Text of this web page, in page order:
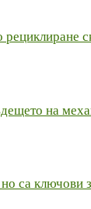
на
са ключови